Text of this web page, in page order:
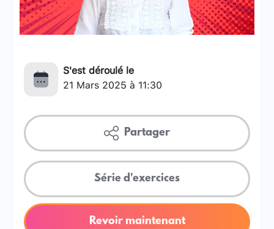
S'est déroulé le
21 Mars 2025 à 11:30
Partager
Série d'exercices
Revoir maintenant